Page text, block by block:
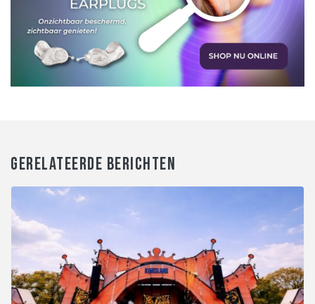
GERELATEERDE BERICHTEN